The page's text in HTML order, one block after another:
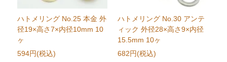
ハトメリング No.25 本金 外
径19×高さ7×内径10mm 10
ヶ
594円(税込)
ハトメリング No.30 アンテ
ィック 外径28×高さ9×内径
15.5mm 10ヶ
682円(税込)